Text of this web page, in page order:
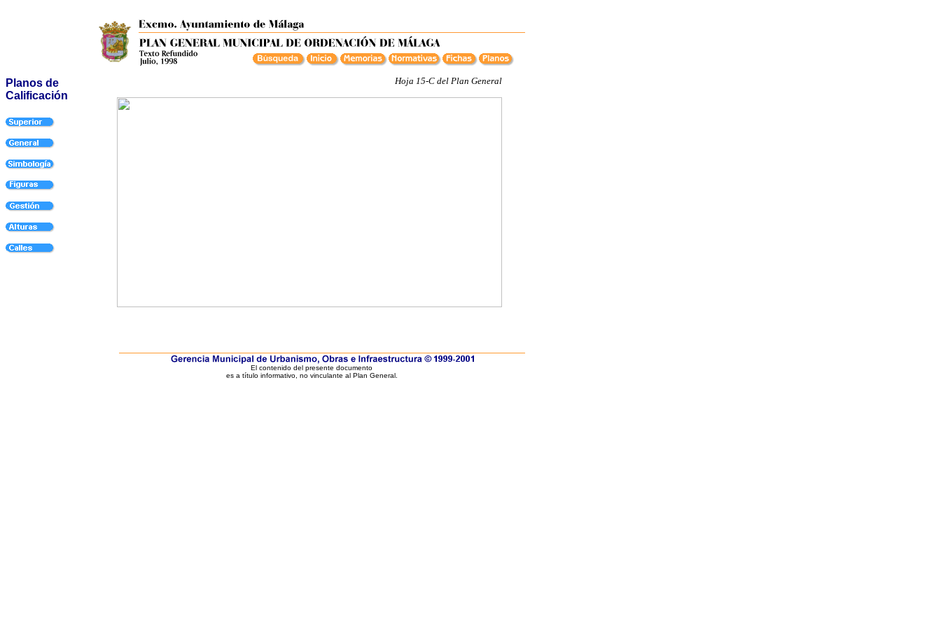
Hoja 15-C del Plan General
Planos de
Calificación
El contenido del presente documento
es a título informativo, no vinculante al Plan General.